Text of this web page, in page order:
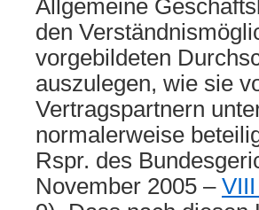
Allgemeine
den
vorgebildeten
auszulegen, wie sie
Vertragspartnern
normalerweise
Rspr. des
November 2005 –